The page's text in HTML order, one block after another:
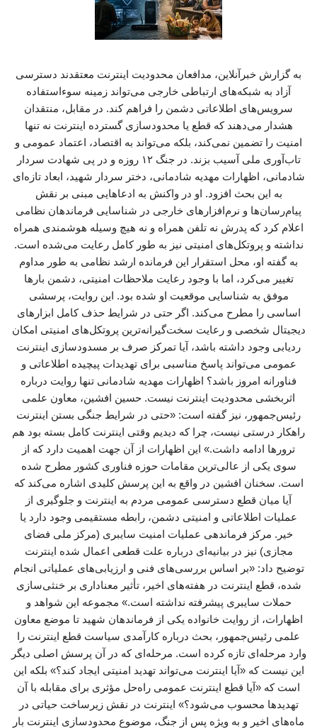
به گزارش خبرآنلاین، مدافعان محدودیت اینترنت معتقدند دسترسی
آزاد به شبکه‌های ارتباطی خارجی می‌تواند زمینه سوءاستفاده
سرویس‌های اطلاعاتی دشمن را فراهم کند. در مقابل، منتقدان
هشدار می‌دهند که قطع یا محدودسازی گسترده اینترنت نه تنها
امنیت را تضمین نمی‌کند، بلکه می‌تواند به اقتصاد، اعتماد عمومی و
تاب‌آوری ملی آسیب بزند. در جنگ ۱۲ روزه و در پی شهادت سردار
شادمانی، اظهارات مهدیه شادمانی، دختر سردار شهید، ابعاد تازه‌ای
به این بحث افزود. او در واکنش به ادعاهایی مبنی بر نقش
پیام‌رسان‌ها و نرم‌افزارهای خارجی در شناسایی فرماندهان نظامی
اعلام کرد که پدرش نه تلفن همراه و نه هیچ وسیله هوشمندی همراه
نداشته و پروتکل‌های امنیتی نیز به طور کامل رعایت می‌شده است.
به گفته او، محل استقرار این فرمانده ارشد نظامی به طور مداوم
تغییر می‌کرد، اما با وجود رعایت ملاحظات امنیتی، دشمن بارها
موفق به شناسایی موقعیت او شده بود. این روایت، پرسشی
اساسی را مطرح می‌کند. اگر حتی در شرایط حذف کامل ابزارهای
دیجیتال شخصی و رعایت سخت‌گیرانه‌ترین پروتکل‌های امنیتی امکان
ردیابی وجود داشته باشد، آیا تمرکز صرف بر مسدودسازی اینترنت
عمومی می‌تواند پاسخ مناسبی برای تهدیدات پیچیده اطلاعاتی و
فناورانه امروز باشد؟ اظهارات مهدیه شادمانی تنها روایت درباره
اثربخشی محدودیت اینترنت نیست. حسین افشین، معاون علمی
رئیس‌جمهور، نیز گفته است: «حتی در شرایط جنگی بستن اینترنت
راهکار درستی نیست، چرا که دیدیم وقتی اینترنت کامل بسته بود هم
ترورها ادامه داشت.» این اظهارات از آن جهت اهمیت دارد که از
سوی یکی از عالی‌ترین مقامات حوزه فناوری کشور مطرح شده
است. سخنان افشین در واقع به این پرسش کلیدی اشاره می‌کند که
آیا میان قطع دسترسی عمومی مردم به اینترنت و جلوگیری از
عملیات اطلاعاتی و امنیتی دشمن، رابطه مستقیمی وجود دارد یا
خیر. مرکز فرماندهی عملیات امنیت سایبری (مرکز ملی فضای
مجازی) نیز در بیانیه‌ای درباره علت قطعی اعمال شده اینترنت
توضیح داد: «بر اساس بررسی‌های فنی و ارزیابی‌های عملیاتی انجام‌
شده، قطع اینترنت در هفته‌های اخیر، تأثیر معناداری بر خنثی‌سازی
حملات سایبری پیشرفته نداشته است.» مجموعه این شواهد و
اظهارات، از روایت خانواده یکی از فرماندهان شهید تا موضع معاون
علمی رئیس‌جمهور، بحث درباره کارآمدی سیاست قطع اینترنت را
وارد مرحله‌ای تازه کرده است. مرحله‌ای که در آن پرسش اصلی دیگر
این نیست که «آیا اینترنت می‌تواند تهدید امنیتی ایجاد کند؟» بلکه این
است که «آیا قطع اینترنت عمومی راه‌حل مؤثری برای مقابله با آن
تهدیدها محسوب می‌شود؟» اینترنت در نقش زیرساخت حیاتی در
ماه‌های اخیر و به ویژه پس از جنگ، موضوع محدودسازی اینترنت بار